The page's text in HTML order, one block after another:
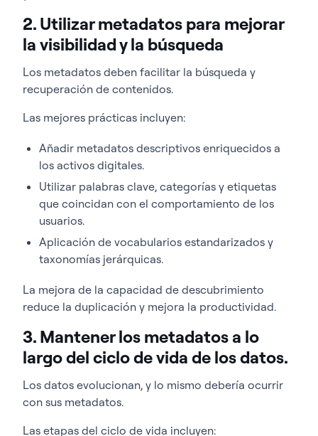
2. Utilizar metadatos para mejorar
la visibilidad y la búsqueda
Los metadatos deben facilitar la búsqueda y
recuperación de contenidos.
Las mejores prácticas incluyen:
Añadir metadatos descriptivos enriquecidos a
los activos digitales.
Utilizar palabras clave, categorías y etiquetas
que coincidan con el comportamiento de los
usuarios.
Aplicación de vocabularios estandarizados y
taxonomías jerárquicas.
La mejora de la capacidad de descubrimiento
reduce la duplicación y mejora la productividad.
3. Mantener los metadatos a lo
largo del ciclo de vida de los datos.
Los datos evolucionan, y lo mismo debería ocurrir
con sus metadatos.
Las etapas del ciclo de vida incluyen: